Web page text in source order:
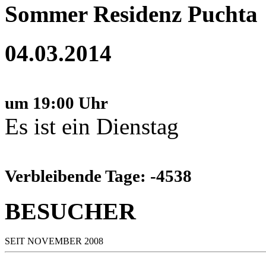
Sommer Residenz Puchta
04.03.2014
um 19:00 Uhr
Es ist ein Dienstag
Verbleibende Tage: -4538
BESUCHER
SEIT NOVEMBER 2008